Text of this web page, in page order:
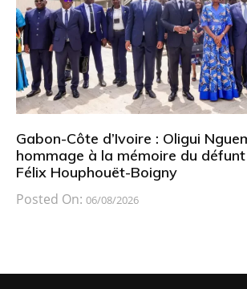
Gabon-Côte d’Ivoire : Oligui
hommage à la mémoire du
Félix Houphouët-Boigny
Posted On: 06/08/2026